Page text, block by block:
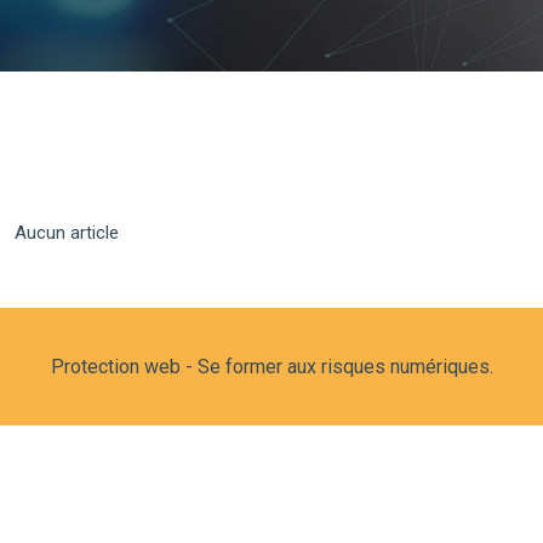
Aucun article
Protection web - Se former aux risques numériques.